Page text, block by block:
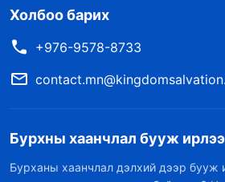
Холбоо барих
+976-9578-8733
Бурхны хаанчлал бууж ирлээ
Бурханы хаанчлал дэлхий дээр бууж